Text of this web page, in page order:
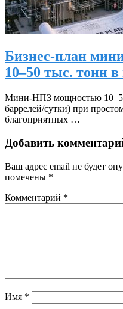
Бизнес-план
10–50 тыс. тонн в
Мини‑НПЗ мощностью
баррелей/сутки) при
благоприятных …
Добавить
Ваш адрес email не будет
помечены *
Комментарий *
Имя *